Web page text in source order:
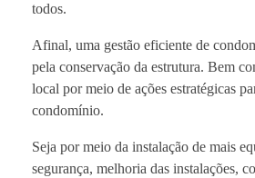
todos.
Afinal, uma gestão eficiente de
pela conservação da estrutura. Bem
local por meio de ações estratégicas
condomínio.
Seja por meio da instalação de mais
segurança, melhoria das instalações,